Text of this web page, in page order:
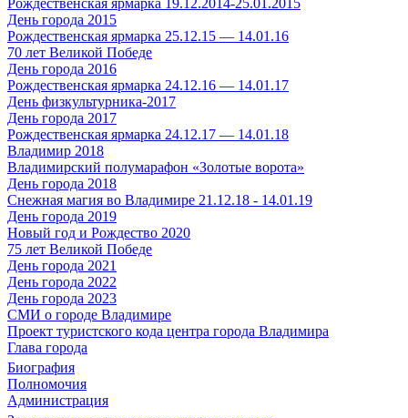
Рождественская ярмарка 19.12.2014-25.01.2015
День города 2015
Рождественская ярмарка 25.12.15 — 14.01.16
70 лет Великой Победе
День города 2016
Рождественская ярмарка 24.12.16 — 14.01.17
День физкультурника-2017
День города 2017
Рождественская ярмарка 24.12.17 — 14.01.18
Владимир 2018
Владимирский полумарафон «Золотые ворота»
День города 2018
Снежная магия во Владимире 21.12.18 - 14.01.19
День города 2019
Новый год и Рождество 2020
75 лет Великой Победе
День города 2021
День города 2022
День города 2023
СМИ о городе Владимире
Проект туристского кода центра города Владимира
Глава города
Биография
Полномочия
Администрация